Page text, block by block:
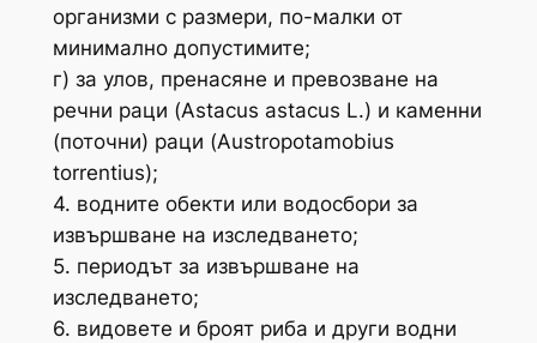
организми с размери, по-малки от
минимално допустимите;
г) за улов, пренасяне и превозване на
речни раци (Astacus astacus L.) и каменни
(поточни) раци (Austropotamobius
torrentius);
4. водните обекти или водосбори за
извършване на изследването;
5. периодът за извършване на
изследването;
6. видовете и броят риба и други водни